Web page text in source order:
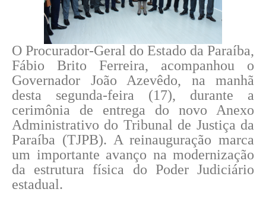
O Procurador-Geral do Estado da Paraíba,
Fábio Brito Ferreira, acompanhou o
Governador João Azevêdo, na manhã
desta segunda-feira (17), durante a
cerimônia de entrega do novo Anexo
Administrativo do Tribunal de Justiça da
Paraíba (TJPB). A reinauguração marca
um importante avanço na modernização
da estrutura física do Poder Judiciário
estadual.